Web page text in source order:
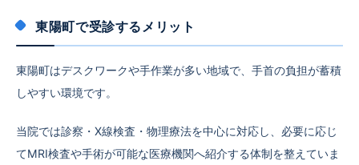
東陽町で受診するメリット
東陽町はデスクワークや手作業が多い地域で、手首の負担が蓄積
しやすい環境です。
当院では診察・X線検査・物理療法を中心に対応し、必要に応じ
てMRI検査や手術が可能な医療機関へ紹介する体制を整えていま